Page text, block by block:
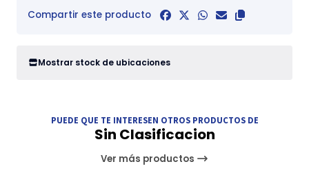
Compartir este producto
Mostrar stock de ubicaciones
PUEDE QUE TE INTERESEN OTROS PRODUCTOS DE
Sin Clasificacion
Ver más productos